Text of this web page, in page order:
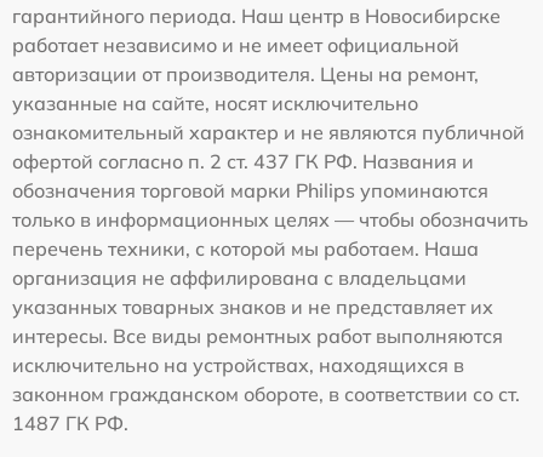
гарантийного периода. Наш центр в Новосибирске
работает независимо и не имеет официальной
авторизации от производителя. Цены на ремонт,
указанные на сайте, носят исключительно
ознакомительный характер и не являются публичной
офертой согласно п. 2 ст. 437 ГК РФ. Названия и
обозначения торговой марки Philips упоминаются
только в информационных целях — чтобы обозначить
перечень техники, с которой мы работаем. Наша
организация не аффилирована с владельцами
указанных товарных знаков и не представляет их
интересы. Все виды ремонтных работ выполняются
исключительно на устройствах, находящихся в
законном гражданском обороте, в соответствии со ст.
1487 ГК РФ.